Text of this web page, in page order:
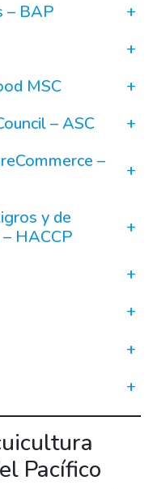
– BAP
+
+
MSC
+
– ASC
+
–
+
y de
HACCP
+
+
+
+
+
Pacífico